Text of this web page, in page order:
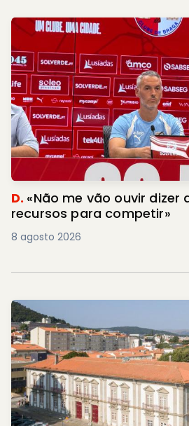
D. «Não me vão ouvir dizer
recursos para competir»
8 agosto 2026